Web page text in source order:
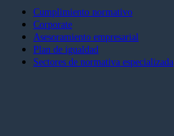
Cumplimiento normativo
Corporate
Asesoramiento empresarial
Plan de igualdad
Sectores de normativa especializada